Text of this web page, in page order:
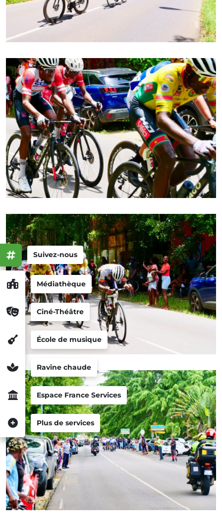
Médiathèque
Ciné-Théâtre
École de musique
Ravine chaude
Espace France Services
Plus de services
Suivez-nous